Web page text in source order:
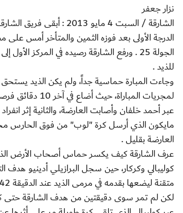
نزار جعفر
الشارقة / السبت 4 مايو 2013 :
للذيد .
وجاءت المبارة حماسية جداً، ولم يكن الذيد
لمجريات المباراة،
عبر أحمد خلفان وأصابت العارضة، والثانية إثر
مايكون الذي أرسل كرة "لوب" من فوق
العارضة بقليل .
عرف الشارقة كيف يكسر حماس أصحاب الأرض
كوليبالي وكركار، حين سجل البرازيلي أدينيو هدف
متقنة ليضعها بقدمه في مرمى الذيد عند الدقيقة 42 .
لكن لم تمر سوى دقيقتين من هدف الشارقة حتى